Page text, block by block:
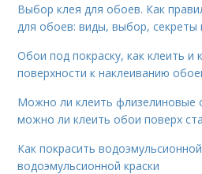
Выбор клея для обоев. Как
для обоев: виды, выбор, секреты
Обои под покраску, как клеить и
поверхности к наклеиванию
Можно ли клеить флизелиновые
можно ли клеить обои поверх
Как покрасить
водоэмульсионной краски